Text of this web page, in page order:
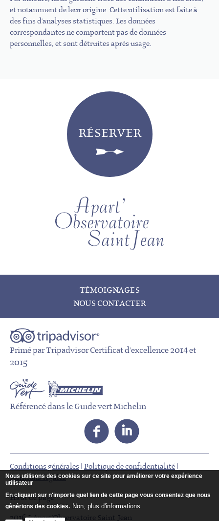
et notamment de leur origine. Cette utilisation est faite à
des fins d'analyses statistiques. Les données
correspondantes ne comportent pas de données
personnelles, et sont détruites après usage.
RÉSERVER
TÉMOIGNAGES
NOUS CONTACTER
Primé par Tripadvisor Certificat d'excellence 2014 et
2015
Référencé dans le Guide vert Michelin
Conditions générales Politique de confidentialité
Mentions légales
Haut de page
2016 © Apart'Observatoire Saint Jean
Nous utilisons des cookies sur ce site pour améliorer votre expérience
utilisateur
En cliquant sur n'importe quel lien de cette page vous consentez que nous
générions des cookies. Non, plus d'informations